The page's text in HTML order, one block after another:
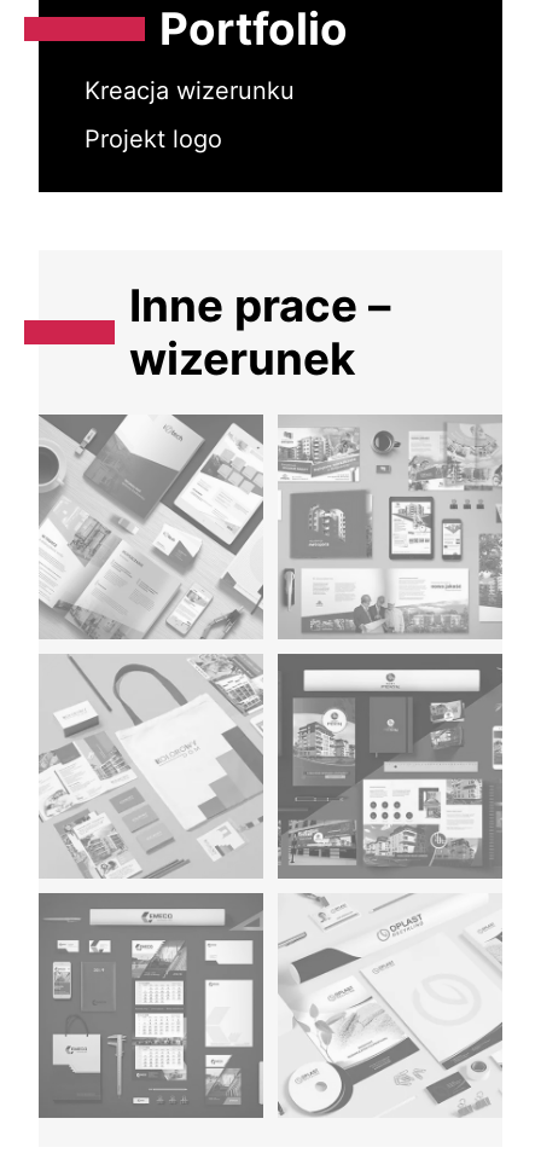
Portfolio
Kreacja wizerunku
Projekt logo
Inne prace –
wizerunek